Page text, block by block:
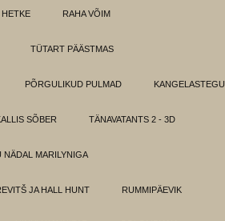
HETKE RAHA VÕIM
TÜTART PÄÄSTMAS
PÕRGULIKUD PULMAD KANGELASTEGU
SÕBER TÄNAVATANTS 2 - 3D
NÄDAL MARILYNIGA
JA HALL HUNT RUMMIPÄEVIK